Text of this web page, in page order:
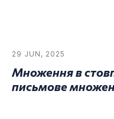
29 JUN, 2025
Множення в
письмове